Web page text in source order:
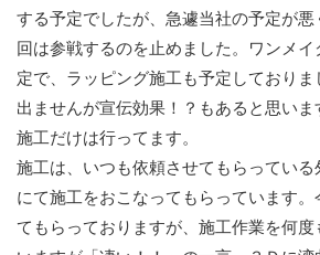
する予定でしたが、急遽当社の予定が
回は参戦するのを止めました。ワンメ
定で、ラッピング施工も予定しており
出ませんが宣伝効果！？もあると思い
施工だけは行ってます。
施工は、いつも依頼させてもらってい
にて施工をおこなってもらっています。
てもらっておりますが、施工作業を何度